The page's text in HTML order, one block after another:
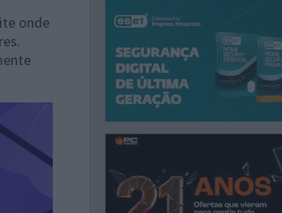
onde